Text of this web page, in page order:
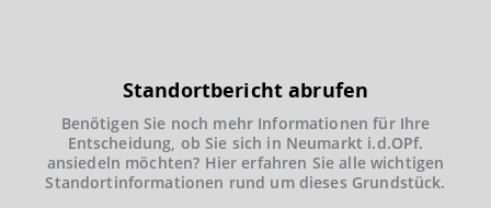
Standortbericht abrufen
Benötigen Sie noch mehr Informationen für Ihre
Entscheidung, ob Sie sich in Neumarkt i.d.OPf.
ansiedeln möchten? Hier erfahren Sie alle wichtigen
Standortinformationen rund um dieses Grundstück.